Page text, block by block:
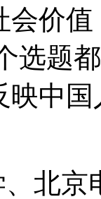
会价
选题
映中
北